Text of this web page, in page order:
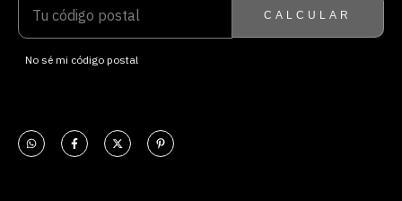
CALCULAR
No sé mi código postal